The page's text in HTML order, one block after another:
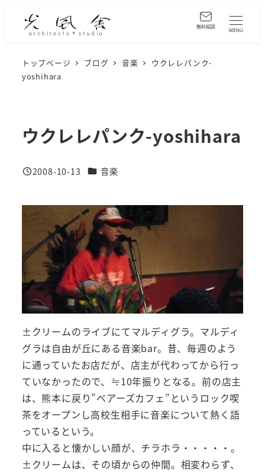
MENU
トップページ ブログ 音楽
ウクレレパンク-
yoshihara
ウクレレパンク-yoshihara
投稿日
2008-10-13 カテゴリー
音楽
±クリームのライブにてマルディグラ。マルディ
グラは自由が丘にある音楽bar。昔、毎週のよう
に通っていたお店だが、店主が代わってから行っ
ていなかったので、≒10年振りとなる。前の店主
は、熊本に戻り”ベアーズカフェ”というロック喫
茶をオープンし高校生相手に音楽について熱く語
っているという。
中に入ると懐かしい顔が、チラホラ・・・・・。
±クリームは、その頃からの仲間。相変わらず、
無料相談